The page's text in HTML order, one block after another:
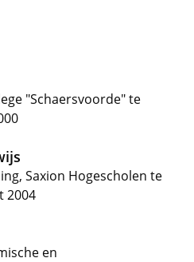
"Schaersvoorde" te
Saxion Hogescholen te
2004
en